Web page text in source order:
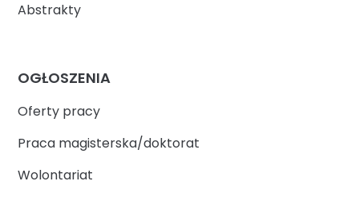
Abstrakty
OGŁOSZENIA
Oferty pracy
Praca magisterska/doktorat
Wolontariat